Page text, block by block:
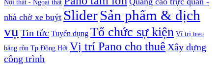
Nội thất - Ngoại thất
nhà chờ xe buýt SliderSản phẩm & dịch
vụ Tin tức Tuyển dụng Tổ chức sự kiện Ví trị treo
băng rôn Tp.Đồng Hới Vị trí Pano cho thuê Xây dựng
công trình